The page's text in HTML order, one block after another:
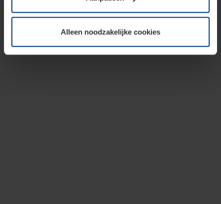
toestemming kunt u op elk moment bij de uitleg van de
wijzigen of herroepen.Alleen noodzakelijke cookies